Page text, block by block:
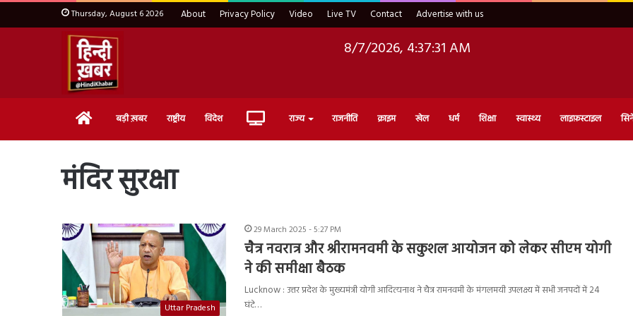
Thursday, August 6 2026 About Privacy Policy Video Live TV Contact Advertise with us
8/7/2026, 4:37:32 AM
Home बड़ी ख़बर राष्ट्रीय विदेश Live राज्य राजनीति क्राइम खेल धर्म शिक्षा स्वास्थ्य लाइफ़स्टाइल
मंदिर सुरक्षा
Uttar Pradesh
29 March 2025 - 5:27 PM
चैत्र नवरात्र और श्रीरामनवमी के सकुशल आयोजन को लेकर सीएम योगी
ने की समीक्षा बैठक
Lucknow : उत्तर प्रदेश के मुख्यमंत्री योगी आदित्यनाथ ने चैत्र रामनवमी के मंगलमयी उपलक्ष्य में सभी जनपदों में 24
घंटे…